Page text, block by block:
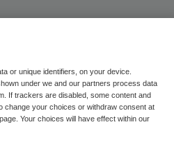
award
or unique identifiers, on your device.
under we and our partners process data
If trackers are disabled, some content and
change your choices or withdraw consent at
Your choices will have effect within our